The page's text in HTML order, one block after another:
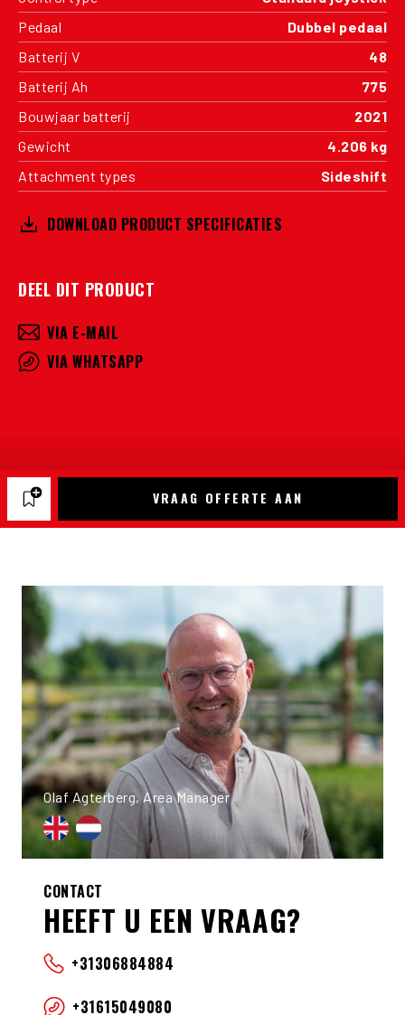
Pedaal
Dubbel pedaal
Batterij V
48
Batterij Ah
775
Bouwjaar batterij
2021
Gewicht
4.206 kg
Attachment types
Sideshift
DOWNLOAD PRODUCT SPECIFICATIES
DEEL DIT PRODUCT
VIA E-MAIL
VIA WHATSAPP
VRAAG OFFERTE AAN
Olaf Agterberg, Area Manager
CONTACT
HEEFT U EEN VRAAG?
+31306884884
+31615049080